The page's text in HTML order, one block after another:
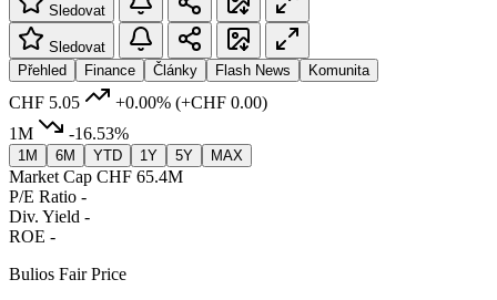
Sledovat
Sledovat
Přehled
Finance Články Flash News Komunita
CHF 5.05 +0.00% (+CHF 0.00)
1M
-16.53%
1M 6M YTD 1Y 5Y MAX
Market Cap CHF 65.4M
P/E Ratio -
Div. Yield -
ROE -
Bulios Fair Price